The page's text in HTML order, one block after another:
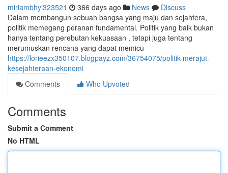
miriambhyi323521 366 days ago News
Discuss
Dalam membangun sebuah bangsa yang maju dan sejahtera,
politik memegang peranan fundamental. Politik yang baik bukan
hanya tentang perebutan kekuasaan , tetapi juga tentang
merumuskan rencana yang dapat memicu
https://lorieezx350107.blogpayz.com/36754075/politik-merajut-
kesejahteraan-ekonomi
Comments
Who Upvoted
Comments
Submit a Comment
No HTML